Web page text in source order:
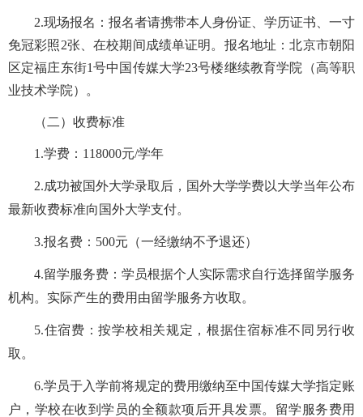
2.现场报名：报名者请携带本人身份证、学历证书、一寸
免冠彩照2张、在校期间成绩单证明。报名地址：北京市朝阳
区定福庄东街1号中国传媒大学23号楼继续教育学院（高等职
业技术学院）。
（二）收费标准
1.学费： 1 18000元/学年
2.成功被国外大学录取后，国外大学学费以大学当年公布
最新收费标准向 国外大学支付。
3.报名费： 500元 （一经缴纳不予退还）
4.留学服务费： 学员根据个人实际需求自行选择留学服务
机构。实际产生的费用由留学服务方收取。
5.住宿费：按学校相关规定，根据住宿标准不同另行收
取。
6.学员于入学前将规定的费用缴纳至中国传媒大学指定账
户，学校在收到学员的全额款项后开具发票。留学服务费用